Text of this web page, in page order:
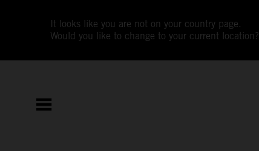
It looks like you are not on your country page.
Would you like to change to your current location?